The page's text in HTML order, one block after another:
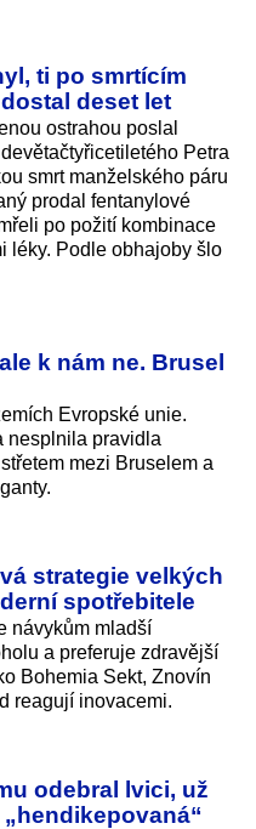
ti po smrtícím
deset let
ostrahou poslal
Petra
smrt manželského páru
prodal fentanylové
po požití kombinace
léky. Podle obhajoby šlo
k nám ne. Brusel
Evropské unie.
nesplnila pravidla
mezi Bruselem a
strategie velkých
spotřebitele
návykům mladší
a preferuje zdravější
Bohemia Sekt, Znovín
reagují inovacemi.
odebral lvici, už